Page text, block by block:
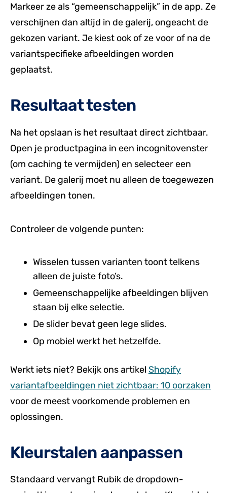
Markeer ze als “gemeenschappelijk” in de app. Ze
verschijnen dan altijd in de galerij, ongeacht de
gekozen variant. Je kiest ook of ze voor of na de
variantspecifieke afbeeldingen worden
geplaatst.
Resultaat testen
Na het opslaan is het resultaat direct zichtbaar.
Open je productpagina in een incognitovenster
(om caching te vermijden) en selecteer een
variant. De galerij moet nu alleen de toegewezen
afbeeldingen tonen.
Controleer de volgende punten:
Wisselen tussen varianten toont telkens
alleen de juiste foto’s.
Gemeenschappelijke afbeeldingen blijven
staan bij elke selectie.
De slider bevat geen lege slides.
Op mobiel werkt het hetzelfde.
Werkt iets niet? Bekijk ons artikel Shopify
variantafbeeldingen niet zichtbaar: 10 oorzaken
voor de meest voorkomende problemen en
oplossingen.
Kleurstalen aanpassen
Standaard vervangt Rubik de dropdown-